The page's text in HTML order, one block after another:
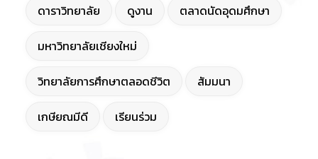
ดาราวิทยาลัย ดูงาน ตลาดนัดอุดมศึกษา
มหาวิทยาลัยเชียงใหม่
วิทยาลัยการศึกษาตลอดชีวิต สัมมนา
เกษียณมีดี เรียนร่วม